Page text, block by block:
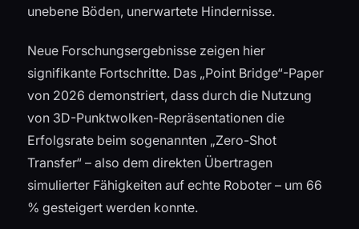
unebene Böden, unerwartete Hindernisse.
Neue Forschungsergebnisse zeigen hier
signifikante Fortschritte. Das „Point Bridge“-Paper
von 2026 demonstriert, dass durch die Nutzung
von 3D-Punktwolken-Repräsentationen die
Erfolgsrate beim sogenannten „Zero-Shot
Transfer“ – also dem direkten Übertragen
simulierter Fähigkeiten auf echte Roboter – um 66
% gesteigert werden konnte.